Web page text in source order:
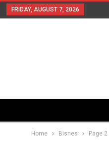
FRIDAY, AUGUST 7, 2026
Home Bisnes Page 2